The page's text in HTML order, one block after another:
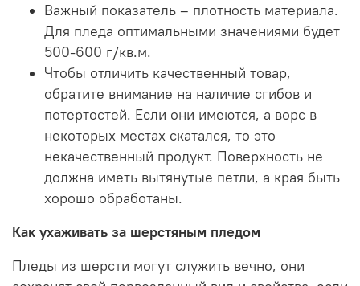
Важный показатель – плотность материала.
Для пледа оптимальными значениями будет
500-600 г/кв.м.
Чтобы отличить качественный товар,
обратите внимание на наличие сгибов и
потертостей. Если они имеются, а ворс в
некоторых местах скатался, то это
некачественный продукт. Поверхность не
должна иметь вытянутые петли, а края быть
хорошо обработаны.
Как ухаживать за шерстяным пледом
Пледы из шерсти могут служить вечно, они